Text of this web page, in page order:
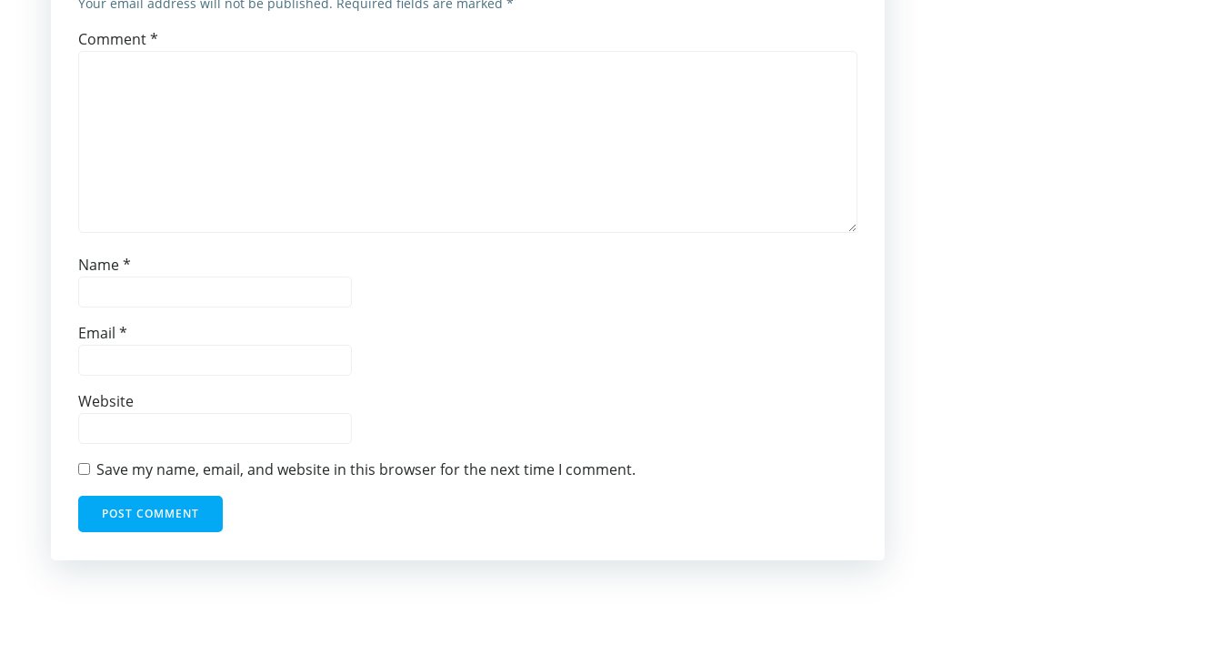
Comment*
Name*
Email *
Website
Save my name, email, and website in this browser for the next time I comment.